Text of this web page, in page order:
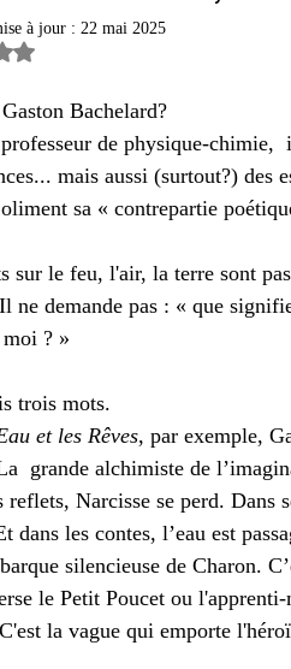
à jour : 22 mai 2025
NaN étoiles sur 5.
Bachelard?
de physique-chimie,
mais aussi (surtout?) des
sa « contrepartie
sur le feu, l'air, la terre sont
ne demande pas : « que
? »
trois mots.
et les Rêves, par exemple,
grande alchimiste de
reflets, Narcisse se perd.
dans les contes, l’eau est
silencieuse de Charon.
le Petit Poucet ou
la vague qui emporte